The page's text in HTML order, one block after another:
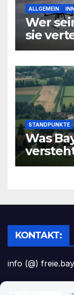
ALLGEMEIN
Wer
sie
STANDPUNKTE
Was
KONTAKT:
info (@)